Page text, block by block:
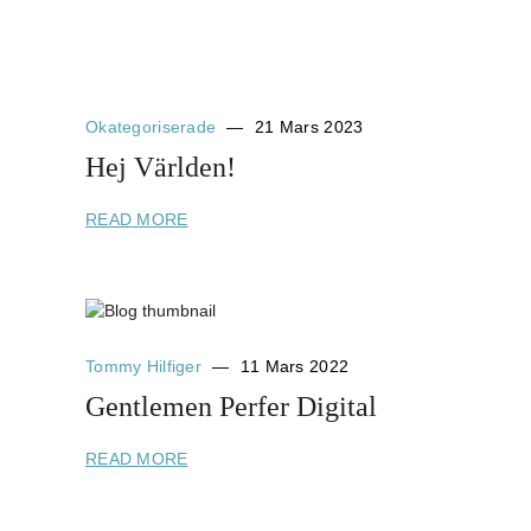
Okategoriserade 21 Mars 2023
Hej Världen!
READ MORE
Tommy Hilfiger 11 Mars 2022
Gentlemen Perfer Digital
READ MORE